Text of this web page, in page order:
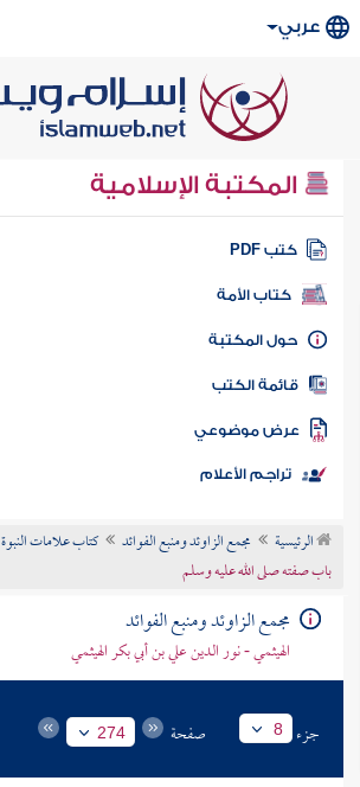
عربي
المكتبة الإسلامية
كتب PDF
كتاب الأمة
المكتبة
الكتب
موضوعي
تراجم الأعلام
الرئيسية مجمع الزاوئد ومنبع الفوائد
كتاب علامات النبوة
باب صفته صلى الله عليه وسلم
مجمع الزاوئد ومنبع الفوائد
الهيثمي - نور الدين علي بن أبي بكر الهيثمي
جزء 8 صفحة 274